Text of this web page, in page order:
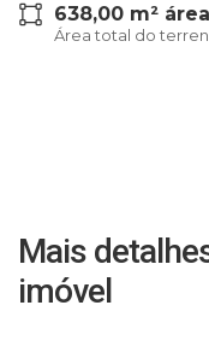
638,00 m²
Área total do
Mais
imóvel